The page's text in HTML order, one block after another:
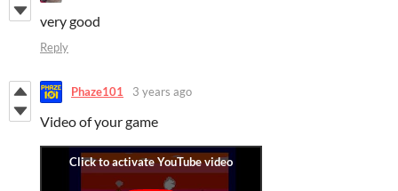
very good
Reply
Phaze101 3 years ago
Video of your game